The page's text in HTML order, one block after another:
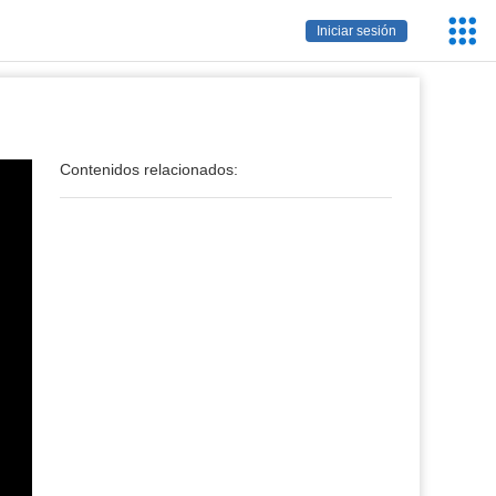
Iniciar sesión
Contenidos relacionados: